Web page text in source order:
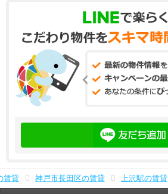
賃貸 神戸市長田区の賃貸 上沢駅の賃貸